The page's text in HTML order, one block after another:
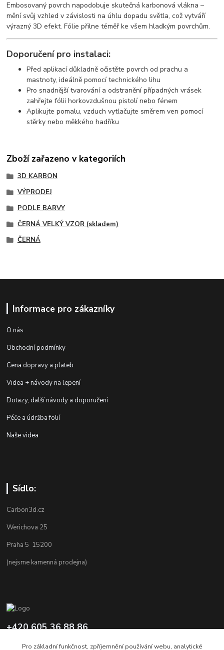
Embosovaný povrch napodobuje skutečná karbonová vlákna –
mění svůj vzhled v závislosti na úhlu dopadu světla, což vytváří
výrazný 3D efekt. Fólie přilne téměř ke všem hladkým povrchům.
Doporučení pro instalaci:
Před aplikací důkladně očistěte povrch od prachu a
mastnoty, ideálně pomocí technického lihu
Pro snadnější tvarování a odstranění případných vrásek
zahřejte fólii horkovzdušnou pistolí nebo fénem
Aplikujte pomalu, vzduch vytlačujte směrem ven pomocí
stěrky nebo měkkého hadříku
Zboží zařazeno v kategoriích
3D KARBON
VÝPRODEJ
PODLE BARVY
ČERNÁ VELKÝ VZOR (skladem)
ČERNÁ
Informace pro zákazníky
O nás
Obchodní podmínky
Cena dopravy a plateb
Videa + návody na lepení
Dotazy, další návody a doporučení
Péče a údržba folií
Naše videa
Sídlo:
Carbon3d.cz
Werichova 25
Praha 5 15200
(nejsme kamenná prodejna)
+420 605 36 88 86
Pro základní funkčnost, zpříjemnění používání webu, analytické